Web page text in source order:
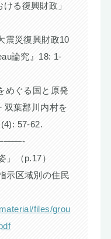
る復興財政」
震災復興財政10
論究』18: 1-
めぐる国と原発
葉郡川内村を
57-62.
（p.17）
示区域別の住民
files/grou